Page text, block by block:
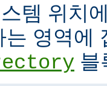
템 위치
는 영역에
블